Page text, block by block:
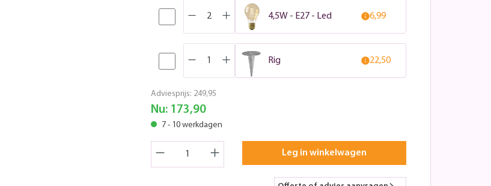
4,5W - E27 - Led 6,99
Rig 22,50
Adviesprijs: 249,95
Nu: 173,90
7 - 10 werkdagen
Leg in winkelwagen